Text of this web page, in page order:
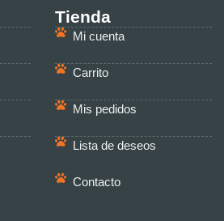
Tienda
Mi cuenta
Carrito
Mis pedidos
Lista de deseos
Contacto